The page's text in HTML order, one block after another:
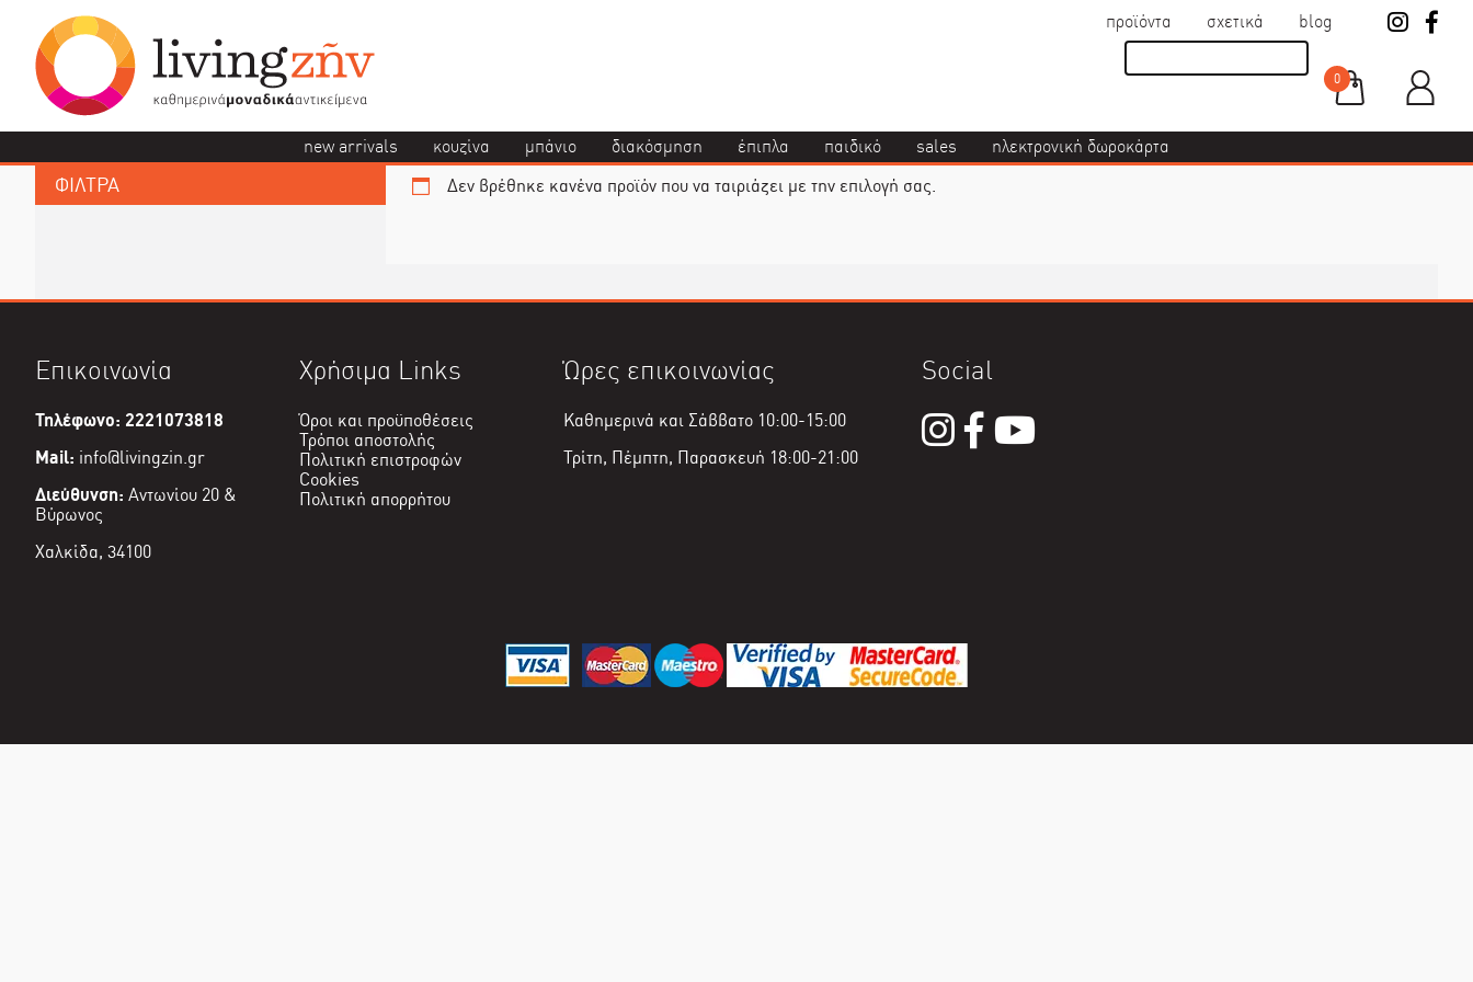
προϊόντα σχετικά blog
0
new arrivals κουζίνα μπάνιο διακόσμηση έπιπλα παιδικό sales ηλεκτρονική δωροκάρτα
ΦΙΛΤΡΑ Δεν βρέθηκε κανένα προϊόν που να ταιριάζει με την επιλογή σας.
Επικοινωνία
Τηλέφωνο: 2221073818
Mail: info@livingzin.gr
Διεύθυνση: Αντωνίου 20 &
Βύρωνος
Χαλκίδα, 34100
Χρήσιμα Links
Όροι και προϋποθέσεις
Τρόποι αποστολής
Πολιτική επιστροφών
Cookies
Πολιτική απορρήτου
Ώρες επικοινωνίας
Καθημερινά και Σάββατο 10:00-15:00
Τρίτη, Πέμπτη, Παρασκευή 18:00-21:00
Social